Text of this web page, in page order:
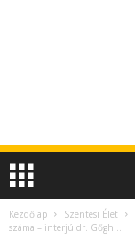
Kezdőlap Szentesi Élet
száma – interjú dr. Gőgh...